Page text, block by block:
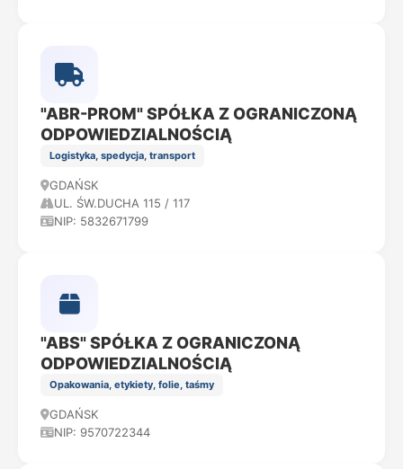
"ABR-PROM" SPÓŁKA Z OGRANICZONĄ
ODPOWIEDZIALNOŚCIĄ
Logistyka, spedycja, transport
GDAŃSK
UL. ŚW.DUCHA 115 / 117
NIP: 5832671799
"ABS" SPÓŁKA Z OGRANICZONĄ
ODPOWIEDZIALNOŚCIĄ
Opakowania, etykiety, folie, taśmy
GDAŃSK
NIP: 9570722344